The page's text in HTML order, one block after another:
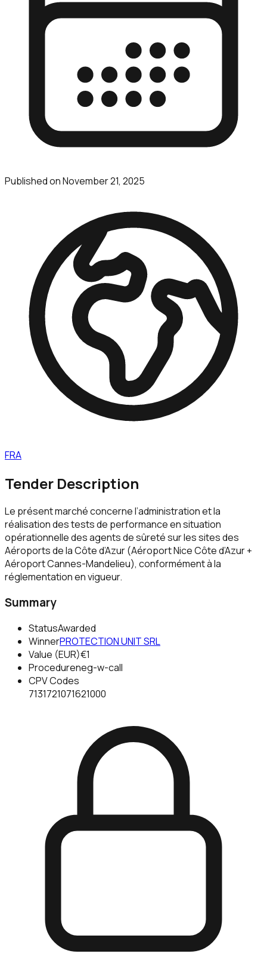
Published onNovember 21, 2025
FRA
Tender Description
Le présent marché concerne l’administration et la
réalisation des tests de performance en situation
opérationnelle des agents de sûreté sur les sites des
Aéroports de la Côte d’Azur (Aéroport Nice Côte d’Azur +
Aéroport Cannes-Mandelieu), conformément à la
réglementation en vigueur.
Summary
StatusAwarded
WinnerPROTECTION UNIT SRL
Value (EUR)€1
Procedureneg-w-call
CPV Codes
7131721071621000